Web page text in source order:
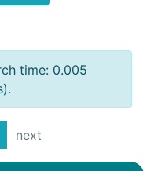
time: 0.005
next